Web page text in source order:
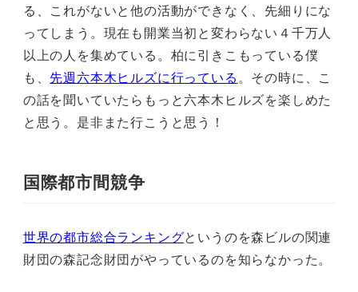
る、これがないと他の活動ができなく、先細りにな
ってしまう。現在も開業当初と変わらない４千万人
以上の人を集めている。柏に引きこもっている僕
も、 先週六本木ヒルズに行っている。その時に、こ
の話を聞いていたらもっと六本木ヒルズを楽しめた
と思う。是非また行こうと思う！
国際都市間競争
世界の都市総合ランキングというのを森ビルの関連
財団の森記念財団がやっているのを知らなかった。